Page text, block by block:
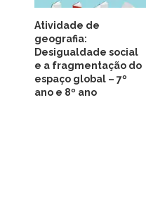
Atividade de
geografia:
Desigualdade social
e a fragmentação do
espaço global – 7º
ano e 8º ano